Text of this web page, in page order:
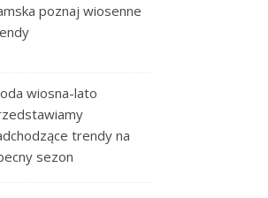
poznaj wiosenne
wiosna-lato
trendy na
sezon